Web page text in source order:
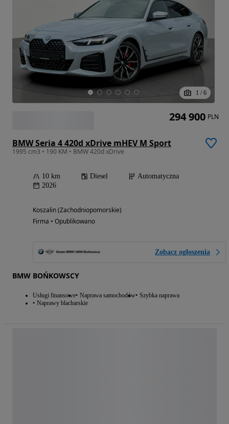
1 / 6
BMW Seria 4 420d xDrive mHEV M Sport
1995 cm3 • 190 KM • BMW 420d xDrive
10 km Diesel
Automatyczna
2026
Koszalin (Zachodniopomorskie)
Firma • Opublikowano
Zobacz ogłoszenia
BMW BOŃKOWSCY
Usługi finansowe Naprawa samochodów Szybka naprawa
Naprawy blacharskie
294 900 PLN